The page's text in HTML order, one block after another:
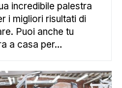
incredibile palestra
i migliori risultati di
Puoi anche tu
a casa per…